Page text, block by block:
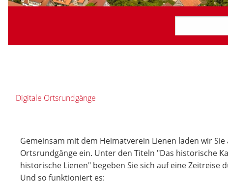
Digitale Ortsrundgänge
Gemeinsam mit dem Heimatverein Lienen laden wir
Ortsrundgänge ein. Unter den Titeln "Das historische
historische Lienen" begeben Sie sich auf eine Zeitreise
Und so funktioniert es: